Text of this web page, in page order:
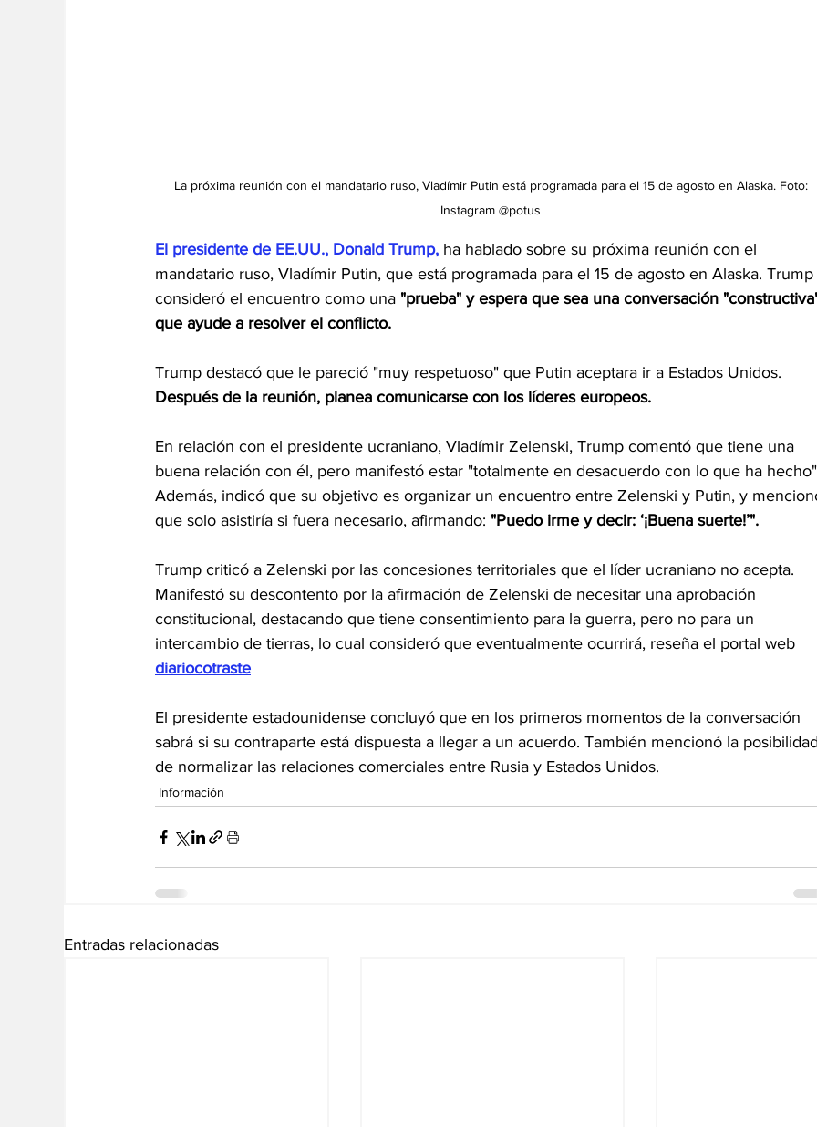
La próxima reunión con el mandatario ruso, Vladímir Putin está programada para el 15 de agosto en Alaska. Foto:
Instagram @potus
El presidente de EE.UU., Donald Trump, ha hablado sobre su próxima reunión con el
mandatario ruso, Vladímir Putin, que está programada para el 15 de agosto en Alaska. Trump
consideró el encuentro como una "prueba" y espera que sea una conversación
que ayude a resolver el conflicto.
Trump destacó que le pareció "muy respetuoso" que Putin aceptara ir a Estados Unidos.
Después de la reunión, planea comunicarse con los líderes europeos.
En relación con el presidente ucraniano, Vladímir Zelenski, Trump comentó que tiene una
buena relación con él, pero manifestó estar "totalmente en desacuerdo con lo que ha
Además, indicó que su objetivo es organizar un encuentro entre Zelenski y Putin, y
que solo asistiría si fuera necesario, afirmando: "Puedo irme y decir: ‘¡Buena suerte!’".
Trump criticó a Zelenski por las concesiones territoriales que el líder ucraniano no acepta.
Manifestó su descontento por la afirmación de Zelenski de necesitar una aprobación
constitucional, destacando que tiene consentimiento para la guerra, pero no para un
intercambio de tierras, lo cual consideró que eventualmente ocurrirá, reseña el portal web
diariocotraste
El presidente estadounidense concluyó que en los primeros momentos de la conversación
sabrá si su contraparte está dispuesta a llegar a un acuerdo. También mencionó la
de normalizar las relaciones comerciales entre Rusia y Estados Unidos.
Información
Entradas relacionadas